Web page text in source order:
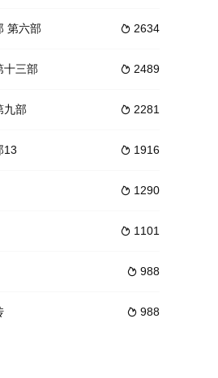
量减少婚姻过程的
）心理越来越不平衡，曾经她眼里的好丈夫
，生动塑造了一线刑警的形象。剧中，在
演宁海强执导
唤醒的机器人Max将平凡视为自己的“主人”
天“改唐为周”、李显、李旦欲恢复 唐室的
 2634
第六部
 2489
十三部
 2281
九部
 1916
13
 1290
 1101
 988
 988